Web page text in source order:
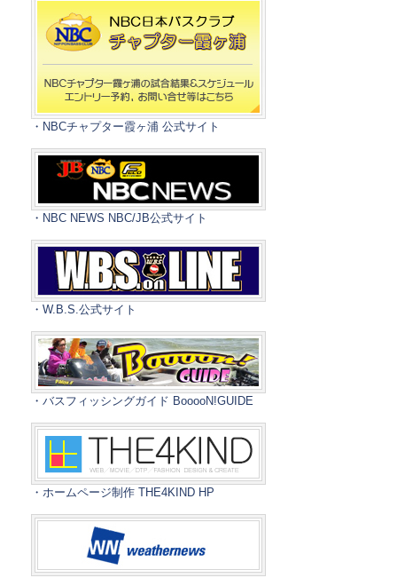
・NBCチャプター霞ヶ浦 公式サイト
・NBC NEWS NBC/JB公式サイト
・W.B.S.公式サイト
・バスフィッシングガイド BooooN!GUIDE
・ホームページ制作 THE4KIND HP